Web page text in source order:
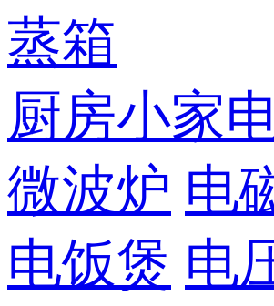
蒸箱
厨房小家
微波炉 电
电饭煲 电